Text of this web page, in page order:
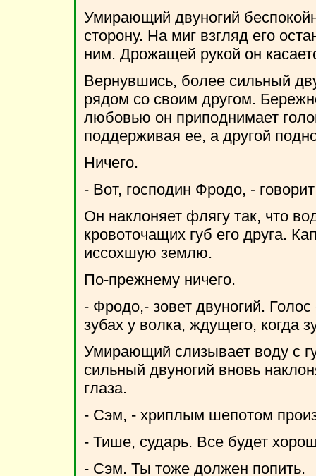
Умирающий двуногий
сторону. На миг взгляд его
ним. Дрожащей рукой он
Вернувшись, более сильный
рядом со своим другом.
любовью он приподнимает
поддерживая ее, а другой
Ничего.
- Вот, господин Фродо, -
Он наклоняет флягу так, что
кровоточащих губ его друга.
иссохшую землю.
По-прежнему ничего.
- Фродо,- зовет двуногий. Голос
зубах у волка, ждущего, когда
Умирающий слизывает воду с
сильный двуногий вновь
глаза.
- Сэм, - хриплым шепотом
- Тише, сударь. Все будет
- Сэм. Ты тоже должен попить.